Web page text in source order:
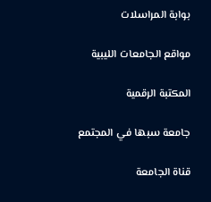
بوابة المراسلات
مواقع الجامعات الليبية
المكتبة الرقمية
جامعة سبها في المجتمع
قناة الجامعة